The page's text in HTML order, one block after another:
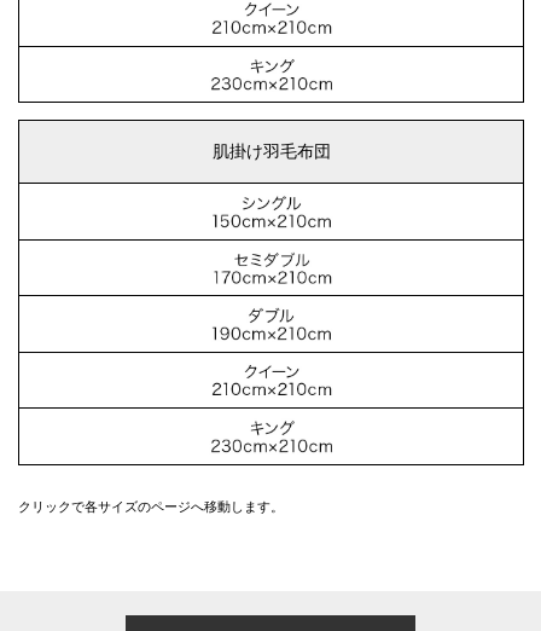
肌掛け羽毛布団
クリックで各サイズのページへ移動します。